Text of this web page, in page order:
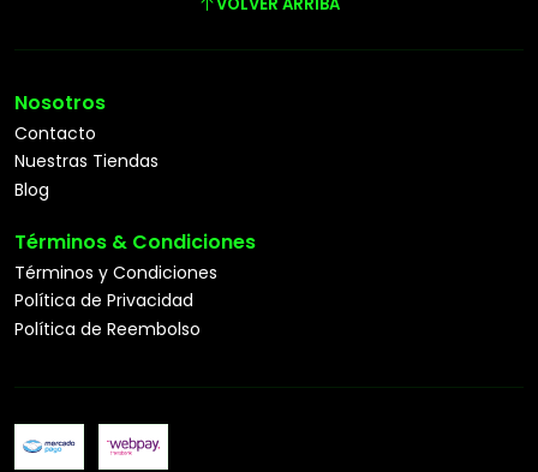
Nosotros
Contacto
Nuestras Tiendas
Blog
Términos & Condiciones
Términos y Condiciones
Política de Privacidad
Política de Reembolso